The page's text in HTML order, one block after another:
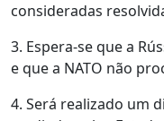
consideradas
3. Espera-se que a
e que a NATO não
4. Será realizado um